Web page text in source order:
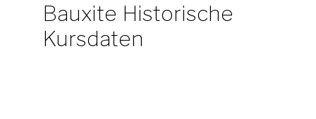
Bauxite Historische
Kursdaten